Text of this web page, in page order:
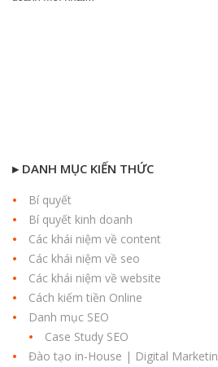
▸ DANH MỤC KIẾN THỨC
Bí quyết
Bí quyết kinh doanh
Các khái niệm về content
Các khái niệm về seo
Các khái niệm về website
Cách kiếm tiền Online
Danh mục SEO
Case Study SEO
Đào tạo in-House | Digital